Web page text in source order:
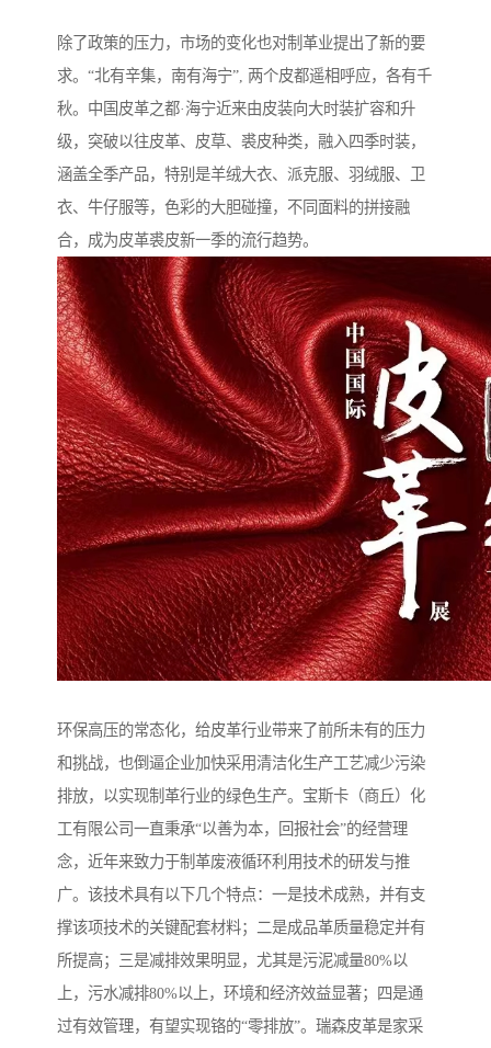
除了政策的压力，市场的变化也对制革业提出了新的要
求。“北有辛集，南有海宁”, 两个皮都遥相呼应，各有千
秋。中国皮革之都·海宁近来由皮装向大时装扩容和升
级，突破以往皮革、皮草、裘皮种类，融入四季时装，
涵盖全季产品，特别是羊绒大衣、派克服、羽绒服、卫
衣、牛仔服等，色彩的大胆碰撞，不同面料的拼接融
合，成为皮革裘皮新一季的流行趋势。
环保高压的常态化，给皮革行业带来了前所未有的压力
和挑战，也倒逼企业加快采用清洁化生产工艺减少污染
排放，以实现制革行业的绿色生产。宝斯卡（商丘）化
工有限公司一直秉承“以善为本，回报社会”的经营理
念，近年来致力于制革废液循环利用技术的研发与推
广。该技术具有以下几个特点：一是技术成熟，并有支
撑该项技术的关键配套材料；二是成品革质量稳定并有
所提高；三是减排效果明显，尤其是污泥减量80%以
上，污水减排80%以上，环境和经济效益显著；四是通
过有效管理，有望实现铬的“零排放”。瑞森皮革是家采